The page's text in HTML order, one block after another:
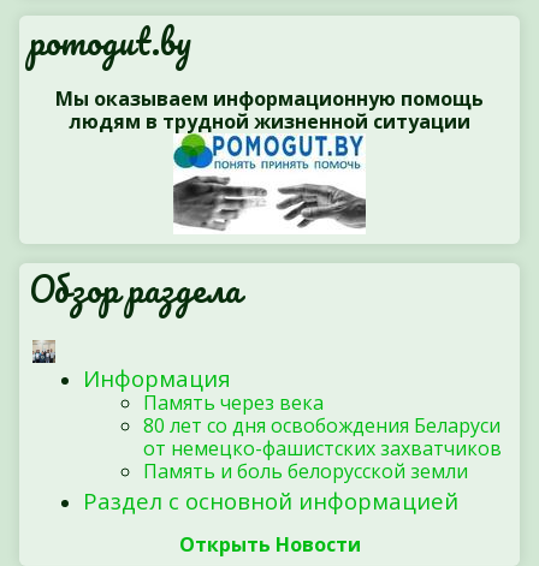
pomogut.by
Мы оказываем информационную помощь
людям в трудной жизненной ситуации
Обзор раздела
Информация
Память через века
80 лет со дня освобождения Беларуси
от немецко-фашистских захватчиков
Память и боль белорусской земли
Раздел с основной информацией
Открыть Новости